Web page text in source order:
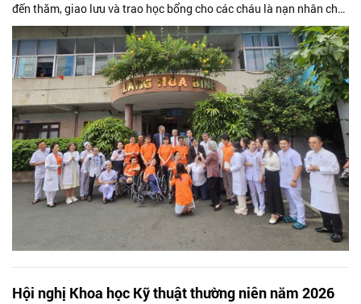
đến thăm, giao lưu và trao học bổng cho các cháu là nạn nhân chất
độc da cam/dioxin...
Hội nghị Khoa học Kỹ thuật thường niên năm 2026